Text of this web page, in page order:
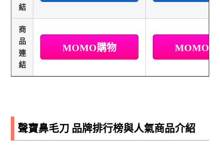
結
商
品
連
結
MOMO購物 MOMO
聲寶鼻毛刀 品牌排行榜與人氣商品介紹